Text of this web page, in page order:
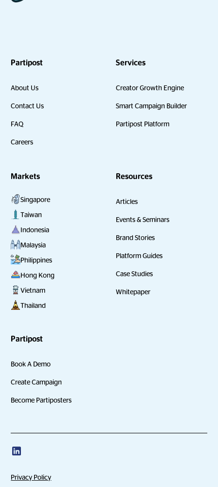
Partipost
About Us
Contact Us
FAQ
Careers
Services
Creator Growth Engine
Smart Campaign Builder
Partipost Platform
Markets
Singapore
Taiwan
Indonesia
Malaysia
Philippines
Hong Kong
Vietnam
Thailand
Resources
Articles
Events & Seminars
Brand Stories
Platform Guides
Case Studies
Whitepaper
Partipost
Book A Demo
Create Campaign
Become Partiposters
Privacy Policy